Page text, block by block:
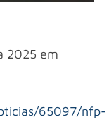
2025 em
65097/nfp-